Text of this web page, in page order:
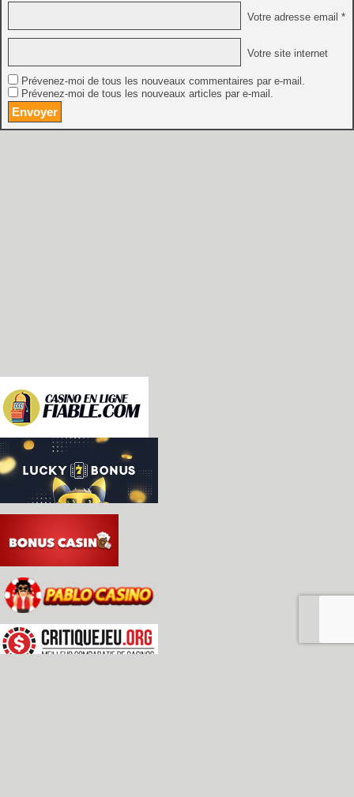
Votre adresse email *
Votre site internet
Prévenez-moi de tous les nouveaux commentaires par e-mail.
Prévenez-moi de tous les nouveaux articles par e-mail.